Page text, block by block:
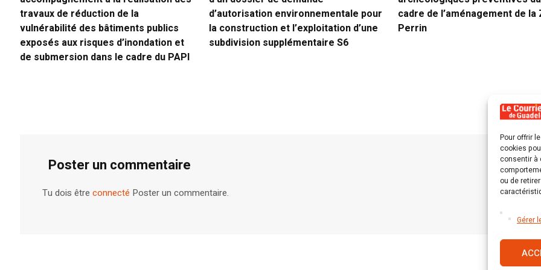
Pour offrir
cookies
consentir à
ou de
Gérer
travaux de réduction de la
vulnérabilité des bâtiments publics
exposés aux risques d’inondation et
de submersion dans le cadre du PAPI
d’autorisation environnementale pour
la construction et l’exploitation d’une
subdivision supplémentaire S6
cadre de l’aménagement de la
Perrin
Poster un commentaire
Tu dois êtreconnecté Poster un commentaire.